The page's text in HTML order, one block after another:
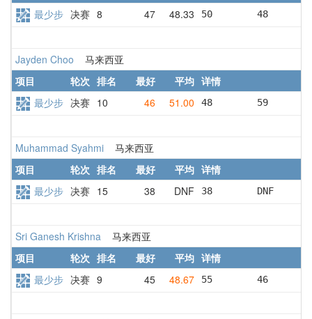
最少步 决赛 8 47 48.33 50        48
Jayden Choo 马来西亚
项目
轮次 排名 最好 平均 详情
最少步 决赛 10 46 51.00 48        59
Muhammad Syahmi 马来西亚
项目
轮次 排名 最好 平均 详情
最少步 决赛 15 38 DNF 38        DNF
Sri Ganesh Krishna 马来西亚
项目
轮次 排名 最好 平均 详情
最少步 决赛 9 45 48.67 55        46